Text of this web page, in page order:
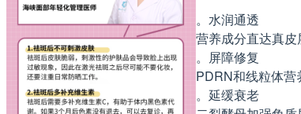
。水润通透
营养成分直达真皮
。屏障修复
PDRN和线粒体营
。延缓衰老